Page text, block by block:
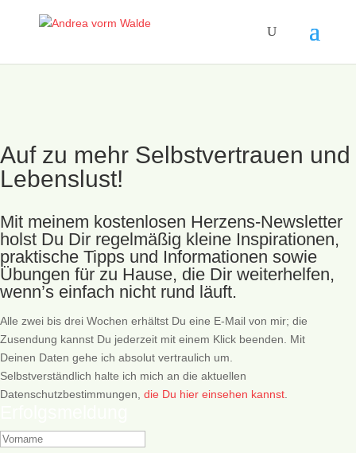
Auf zu mehr Selbstvertrauen und
Lebenslust!
Mit meinem kostenlosen Herzens-Newsletter
holst Du Dir regelmäßig kleine Inspirationen,
praktische Tipps und Informationen sowie
Übungen für zu Hause, die Dir weiterhelfen,
wenn’s einfach nicht rund läuft.
Alle zwei bis drei Wochen erhältst Du eine E-Mail von mir; die
Zusendung kannst Du jederzeit mit einem Klick beenden. Mit
Deinen Daten gehe ich absolut vertraulich um.
Selbstverständlich halte ich mich an die aktuellen
Datenschutzbestimmungen, die Du hier einsehen kannst